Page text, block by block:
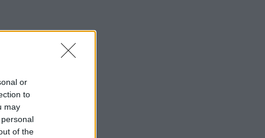
or
to
may
of the